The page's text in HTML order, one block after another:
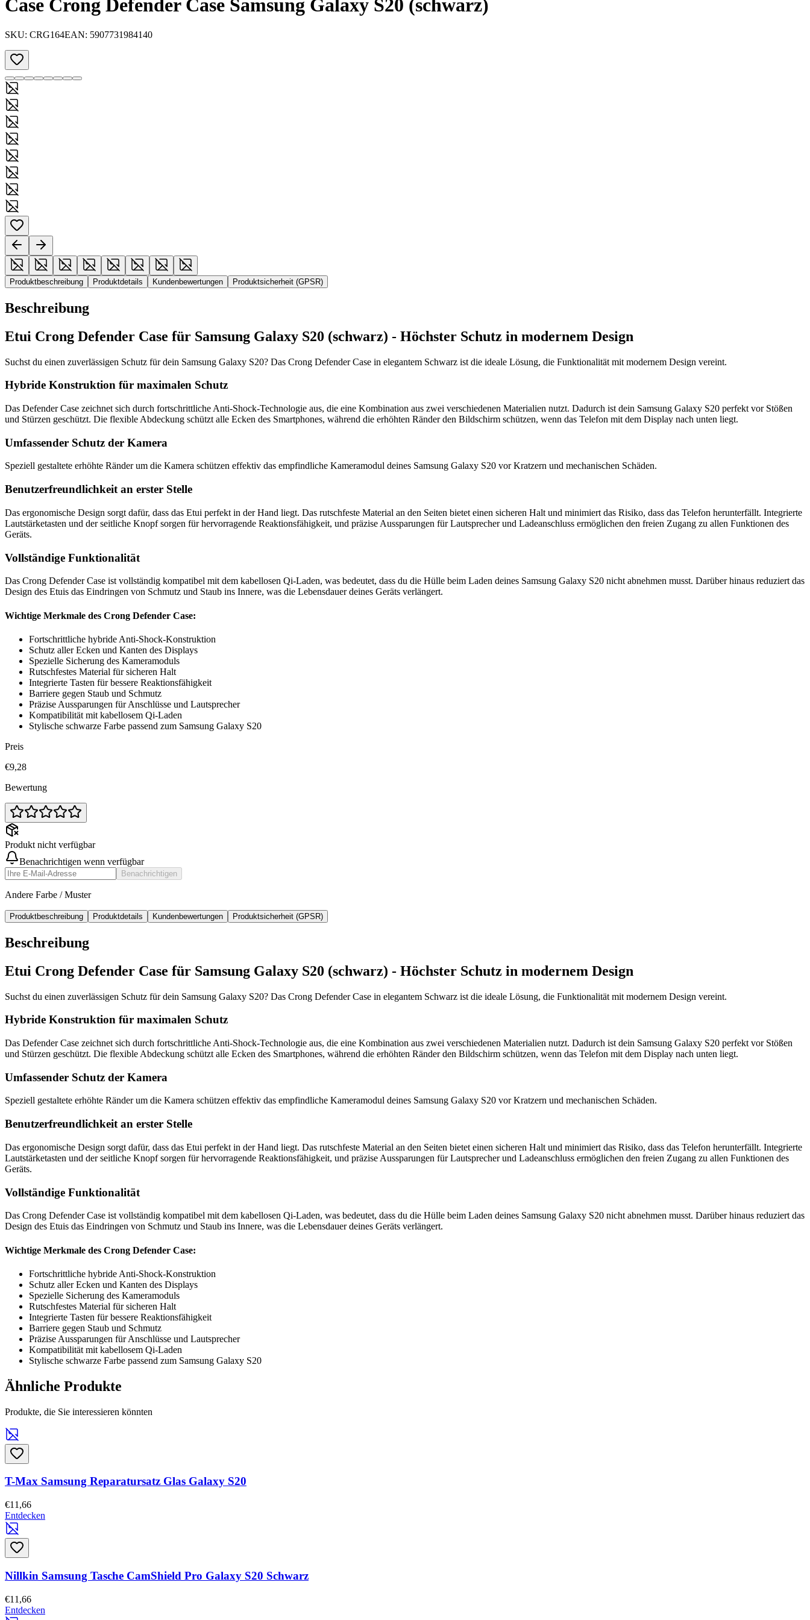
Case Crong Defender Case Samsung Galaxy S20 (schwarz)
SKU: CRG164EAN: 5907731984140
Produktbeschreibung Produktdetails Kundenbewertungen Produktsicherheit (GPSR)
Beschreibung
Etui Crong Defender Case für Samsung Galaxy S20 (schwarz) - Höchster Schutz in modernem Design
Suchst du einen zuverlässigen Schutz für dein Samsung Galaxy S20? Das Crong Defender Case in elegantem Schwarz ist die ideale Lösung, die Funktionalität mit modernem Design vereint.
Hybride Konstruktion für maximalen Schutz
Das Defender Case zeichnet sich durch fortschrittliche Anti-Shock-Technologie aus, die eine Kombination aus zwei verschiedenen Materialien nutzt. Dadurch ist dein Samsung Galaxy S20 perfekt vor Stößen
und Stürzen geschützt. Die flexible Abdeckung schützt alle Ecken des Smartphones, während die erhöhten Ränder den Bildschirm schützen, wenn das Telefon mit dem Display nach unten liegt.
Umfassender Schutz der Kamera
Speziell gestaltete erhöhte Ränder um die Kamera schützen effektiv das empfindliche Kameramodul deines Samsung Galaxy S20 vor Kratzern und mechanischen Schäden.
Benutzerfreundlichkeit an erster Stelle
Das ergonomische Design sorgt dafür, dass das Etui perfekt in der Hand liegt. Das rutschfeste Material an den Seiten bietet einen sicheren Halt und minimiert das Risiko, dass das Telefon herunterfällt. Integrierte
Lautstärketasten und der seitliche Knopf sorgen für hervorragende Reaktionsfähigkeit, und präzise Aussparungen für Lautsprecher und Ladeanschluss ermöglichen den freien Zugang zu allen Funktionen des
Geräts.
Vollständige Funktionalität
Das Crong Defender Case ist vollständig kompatibel mit dem kabellosen Qi-Laden, was bedeutet, dass du die Hülle beim Laden deines Samsung Galaxy S20 nicht abnehmen musst. Darüber hinaus reduziert das
Design des Etuis das Eindringen von Schmutz und Staub ins Innere, was die Lebensdauer deines Geräts verlängert.
Wichtige Merkmale des Crong Defender Case:
Fortschrittliche hybride Anti-Shock-Konstruktion
Schutz aller Ecken und Kanten des Displays
Spezielle Sicherung des Kameramoduls
Rutschfestes Material für sicheren Halt
Integrierte Tasten für bessere Reaktionsfähigkeit
Barriere gegen Staub und Schmutz
Präzise Aussparungen für Anschlüsse und Lautsprecher
Kompatibilität mit kabellosem Qi-Laden
Stylische schwarze Farbe passend zum Samsung Galaxy S20
Preis
€9,28
Bewertung
Produkt nicht verfügbar
Benachrichtigen wenn verfügbar
Benachrichtigen
Andere Farbe / Muster
Produktbeschreibung Produktdetails Kundenbewertungen Produktsicherheit (GPSR)
Beschreibung
Etui Crong Defender Case für Samsung Galaxy S20 (schwarz) - Höchster Schutz in modernem Design
Suchst du einen zuverlässigen Schutz für dein Samsung Galaxy S20? Das Crong Defender Case in elegantem Schwarz ist die ideale Lösung, die Funktionalität mit modernem Design vereint.
Hybride Konstruktion für maximalen Schutz
Das Defender Case zeichnet sich durch fortschrittliche Anti-Shock-Technologie aus, die eine Kombination aus zwei verschiedenen Materialien nutzt. Dadurch ist dein Samsung Galaxy S20 perfekt vor Stößen
und Stürzen geschützt. Die flexible Abdeckung schützt alle Ecken des Smartphones, während die erhöhten Ränder den Bildschirm schützen, wenn das Telefon mit dem Display nach unten liegt.
Umfassender Schutz der Kamera
Speziell gestaltete erhöhte Ränder um die Kamera schützen effektiv das empfindliche Kameramodul deines Samsung Galaxy S20 vor Kratzern und mechanischen Schäden.
Benutzerfreundlichkeit an erster Stelle
Das ergonomische Design sorgt dafür, dass das Etui perfekt in der Hand liegt. Das rutschfeste Material an den Seiten bietet einen sicheren Halt und minimiert das Risiko, dass das Telefon herunterfällt. Integrierte
Lautstärketasten und der seitliche Knopf sorgen für hervorragende Reaktionsfähigkeit, und präzise Aussparungen für Lautsprecher und Ladeanschluss ermöglichen den freien Zugang zu allen Funktionen des
Geräts.
Vollständige Funktionalität
Das Crong Defender Case ist vollständig kompatibel mit dem kabellosen Qi-Laden, was bedeutet, dass du die Hülle beim Laden deines Samsung Galaxy S20 nicht abnehmen musst. Darüber hinaus reduziert das
Design des Etuis das Eindringen von Schmutz und Staub ins Innere, was die Lebensdauer deines Geräts verlängert.
Wichtige Merkmale des Crong Defender Case:
Fortschrittliche hybride Anti-Shock-Konstruktion
Schutz aller Ecken und Kanten des Displays
Spezielle Sicherung des Kameramoduls
Rutschfestes Material für sicheren Halt
Integrierte Tasten für bessere Reaktionsfähigkeit
Barriere gegen Staub und Schmutz
Präzise Aussparungen für Anschlüsse und Lautsprecher
Kompatibilität mit kabellosem Qi-Laden
Stylische schwarze Farbe passend zum Samsung Galaxy S20
Ähnliche Produkte
Produkte, die Sie interessieren könnten
T-Max Samsung Reparatursatz Glas Galaxy S20
€11,66
Entdecken
Nillkin Samsung Tasche CamShield Pro Galaxy S20 Schwarz
€11,66
Entdecken